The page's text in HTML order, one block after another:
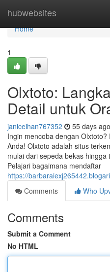
hubwebsites
Home
Home
1
Olxtoto:
Detail untuk
janiceihan767352 55 days ago
Ingin mencoba dengan
Anda! Olxtoto adalah situs
mulai dari sepeda bekas
Pelajari bagaimana mendaftar
https://
Comments
Who
Comments
Submit a Comment
No HTML